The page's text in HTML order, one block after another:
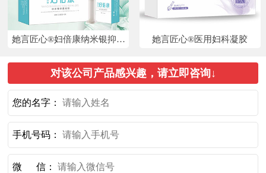
她言匠心®妇倍康纳米银抑菌
她言匠心®医用妇科凝胶
对该公司产品感兴趣，请立即咨询↓
您的名字：
手机号码：
微 信：